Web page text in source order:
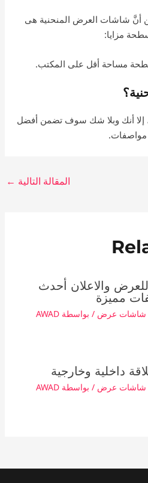
عن أنَّ شاشات العرض المنحنية هى
مزايا:
مساحة أقل على المكتب.
إلا أنك وبلا شك سوف تضمن أفضل
مواصفات.
المقالة التالية ←
والاعلان أحدث
مميزة
شاشات عرض / بواسطة AWAD
داخلية وخارجية
شاشات عرض / بواسطة AWAD